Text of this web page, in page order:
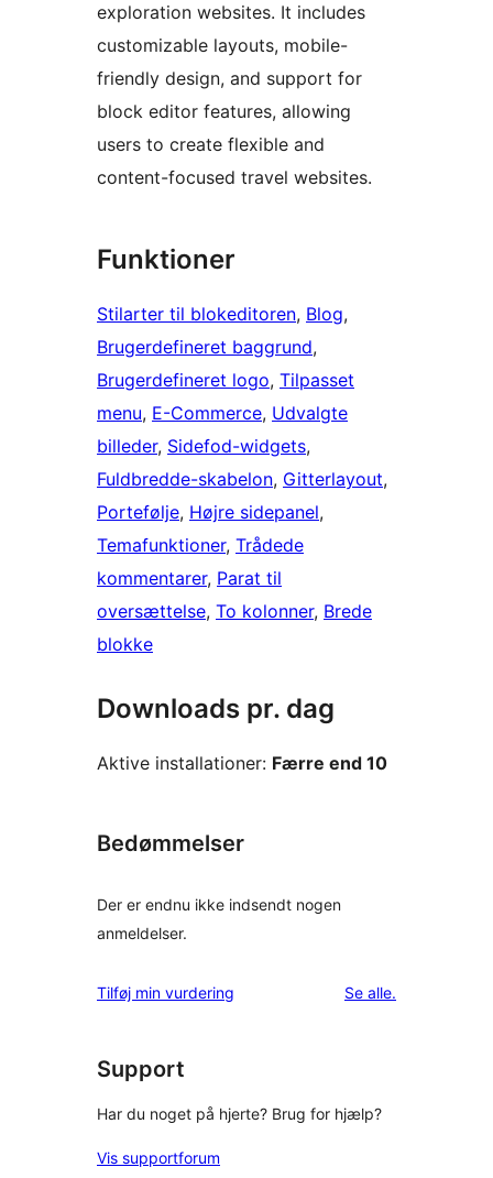
exploration websites. It includes
customizable layouts, mobile-
friendly design, and support for
block editor features, allowing
users to create flexible and
content-focused travel websites.
Funktioner
Stilarter til blokeditoren, Blog
Brugerdefineret baggrund
Brugerdefineret logo, Tilpasset
menu, E-Commerce, Udvalgte
billeder, Sidefod-widgets
Fuldbredde-skabelon, Gitterlayout
Portefølje, Højre sidepanel
Temafunktioner, Trådede
kommentarer, Parat til
oversættelse, To kolonner, Brede
blokke
Downloads pr. dag
Aktive installationer: Færre end 10
Bedømmelser
Der er endnu ikke indsendt nogen
anmeldelser.
Tilføj min vurdering Se alleanmeldelser
.
Support
Har du noget på hjerte? Brug for hjælp?
Vis supportforum